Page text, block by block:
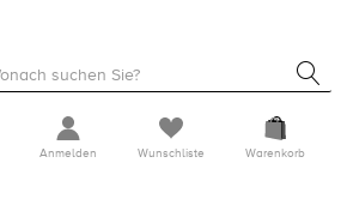
Anmelden Wunschliste Warenkorb